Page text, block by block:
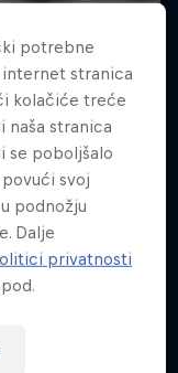
potrebne
internet stranica
kolačiće treće
naša stranica
se poboljšalo
svoj
podnožju
Dalje
privatnosti